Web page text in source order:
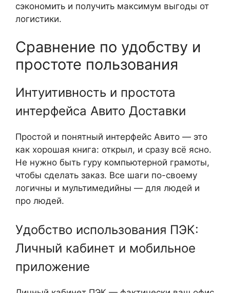
сэкономить и получить максимум выгоды от
логистики.
Сравнение по удобству и
простоте пользования
Интуитивность и простота
интерфейса Авито Доставки
Простой и понятный интерфейс Авито — это
как хорошая книга: открыл, и сразу всё ясно.
Не нужно быть гуру компьютерной грамоты,
чтобы сделать заказ. Все шаги по-своему
логичны и мультимедийны — для людей и
про людей.
Удобство использования ПЭК:
Личный кабинет и мобильное
приложение